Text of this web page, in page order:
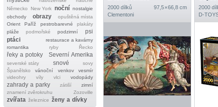
Německo
New York noční nostalgie
obchody
obrazy
opuštěná místa
Orient
Paříž pestrobarevné
plakáty
pláže
podmořské podzimní
psi
ptáci
restaurace a kavárny
romantika
ryby Řecko
řeky a potoky Severní Amerika
severské státy snové
sovy
Španělsko
vánoční venkov
vesmír
videohry
víly vlci vodopády
zahrady a parky zátiší
zimní
znamení zvěrokruhu
Zozoville
zvířata železnice ženy a dívky
2000 dílků
97,5 × 66,8 cm
Clementoni
2000